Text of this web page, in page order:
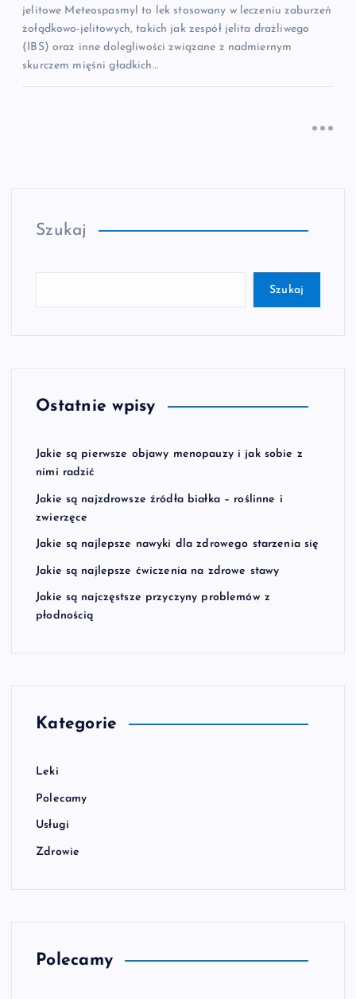
jelitowe Meteospasmyl to lek stosowany w leczeniu zaburzeń
żołądkowo-jelitowych, takich jak zespół jelita drażliwego
(IBS) oraz inne dolegliwości związane z nadmiernym
skurczem mięśni gładkich…
Szukaj
Szukaj
Ostatnie wpisy
Jakie są pierwsze objawy menopauzy i jak sobie z
nimi radzić
Jakie są najzdrowsze źródła białka – roślinne i
zwierzęce
Jakie są najlepsze nawyki dla zdrowego starzenia się
Jakie są najlepsze ćwiczenia na zdrowe stawy
Jakie są najczęstsze przyczyny problemów z
płodnością
Kategorie
Leki
Polecamy
Usługi
Zdrowie
Polecamy